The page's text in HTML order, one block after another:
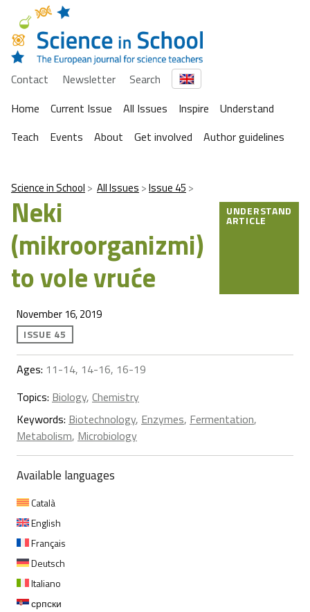
Contact Newsletter
Search
Home
Current Issue All Issues Inspire
Understand
Teach
Events About Get involved Author guidelines
Science in School All Issues Issue 45
Neki
(mikroorganizmi)
to vole vruće
UNDERSTAND
ARTICLE
November 16, 2019
ISSUE 45
Ages: 11-14, 14-16, 16-19
Topics: Biology, Chemistry
Keywords: Biotechnology, Enzymes, Fermentation,
Metabolism, Microbiology
Available languages
Català
English
Français
Deutsch
Italiano
српски